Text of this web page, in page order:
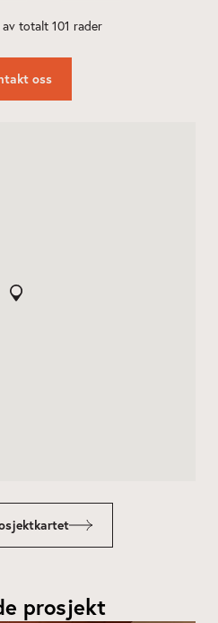
oss
prosjekt